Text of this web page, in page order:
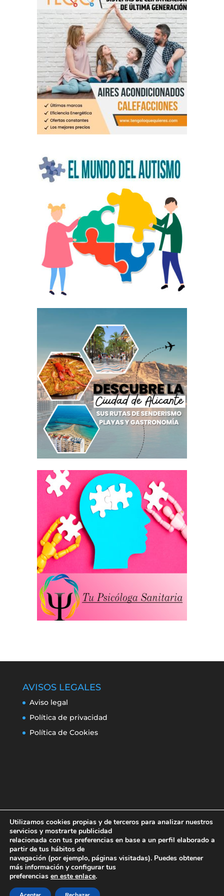
AVISOS LEGALES
Aviso legal
Política de privacidad
Política de Cookies
Aviso legal
Política de privacidad
Política de Cookies
Utilizamos cookies propias y de terceros para analizar nuestros
servicios y mostrarte publicidad
relacionada con tus preferencias en base a un perfil elaborado a
partir de tus hábitos de
navegación (por ejemplo, páginas visitadas). Puedes obtener
más información y configurar tus
preferencias en este enlace.